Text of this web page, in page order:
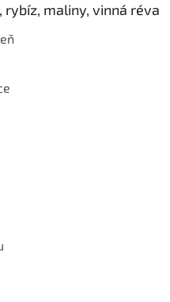
rybíz, maliny, vinná réva